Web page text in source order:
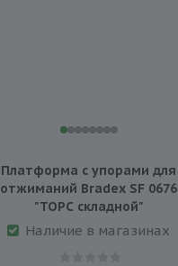
Платформа с упорами для
отжиманий Bradex SF 0676
"ТОРС складной"
Наличие в магазинах